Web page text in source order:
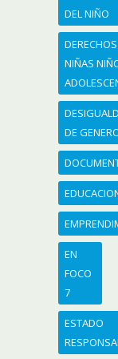
DEL NIÑO
DERECHOS
NIÑAS
DE
EN
FOCO
7
ESTADO